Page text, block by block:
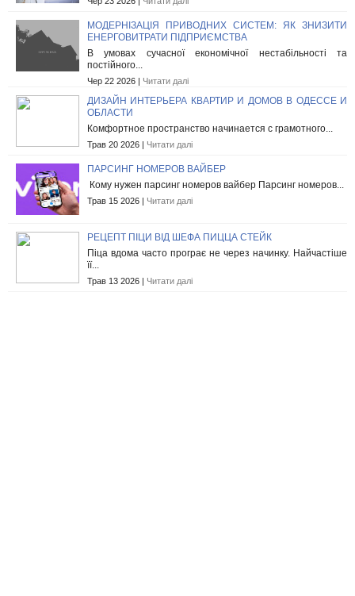
МОДЕРНІЗАЦІЯ ПРИВОДНИХ СИСТЕМ: ЯК ЗНИЗИТИ
ЕНЕРГОВИТРАТИ ПІДПРИЄМСТВА
В умовах сучасної економічної нестабільності та
постійного...
Чер 22 2026 | Читати далі
ДИЗАЙН ИНТЕРЬЕРА КВАРТИР И ДОМОВ В ОДЕССЕ И
ОБЛАСТИ
Комфортное пространство начинается с грамотного...
Трав 20 2026 | Читати далі
ПАРСИНГ НОМЕРОВ ВАЙБЕР
Кому нужен парсинг номеров вайбер Парсинг номеров...
Трав 15 2026 | Читати далі
РЕЦЕПТ ПІЦИ ВІД ШЕФА ПИЦЦА СТЕЙК
Піца вдома часто програє не через начинку. Найчастіше
її...
Трав 13 2026 | Читати далі